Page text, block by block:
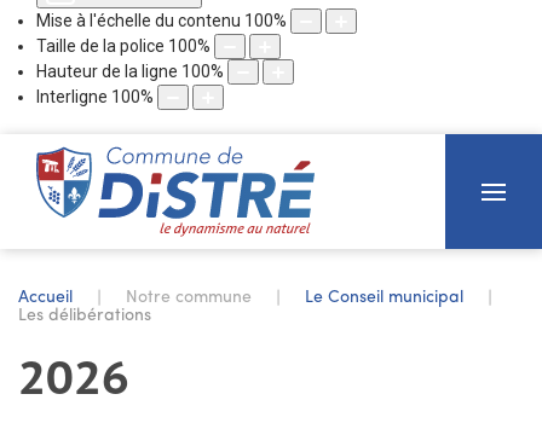
Mise à l'échelle du contenu 100%
Taille de la police 100%
Hauteur de la ligne 100%
Interligne 100%
Accueil Notre commune
Le Conseil municipal
Les délibérations
2026